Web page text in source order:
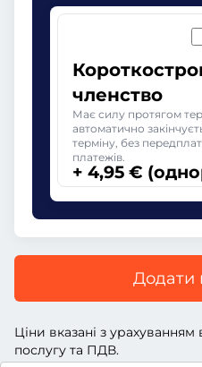
членство
Має силу протягом
автоматично
терміну, без
платежів.
+ 4,95 €
Додати
Ціни вказані з урахуванням
послугу та ПДВ.